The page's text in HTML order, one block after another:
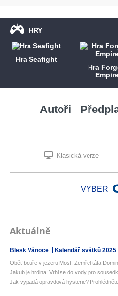
HRY
Hra Seafight
Hra
Autoři
Klasická verze
VÝBĚR
Aktuálně
Blesk Vánoce Kalendář svátků 2025
Oběť bouře v jezeru Most: Zemřel táta
Jakub je hrdina: Vrhl se do vody pro
Jak vypadá opravdová hysterie?